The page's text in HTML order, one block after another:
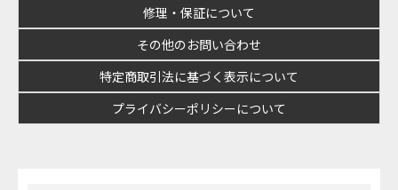
修理・保証について
その他のお問い合わせ
特定商取引法に基づく表示について
プライバシーポリシーについて